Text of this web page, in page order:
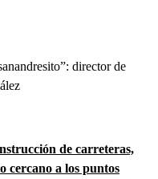
director de
de carreteras,
cercano a los puntos